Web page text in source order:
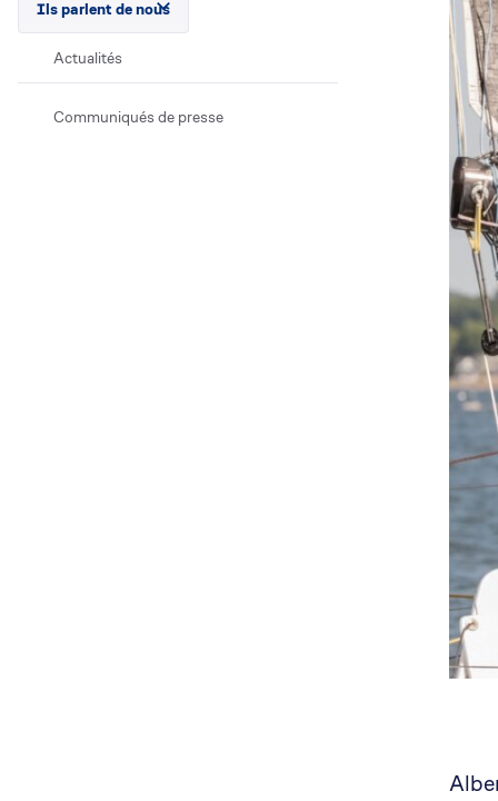
Ils parlent de nous
Actualités
Communiqués de presse